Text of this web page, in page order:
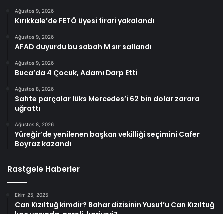
Ağustos 9, 2026
Kırıkkale’de FETÖ üyesi firari yakalandı
Ağustos 9, 2026
AFAD duyurdu bu sabah Mısır sallandı
Ağustos 9, 2026
Buca’da 4 Çocuk, Adamı Darp Etti
Ağustos 8, 2026
Sahte parçalar lüks Mercedes’i 62 bin dolar zarara
uğrattı
Ağustos 8, 2026
Yüreğir’de yenilenen başkan vekilliği seçimini Cafer
Boyraz kazandı
Rastgele Haberler
Ekim 25, 2025
Can Kızıltuğ kimdir? Bahar dizisinin Yusuf’u Can Kızıltuğ